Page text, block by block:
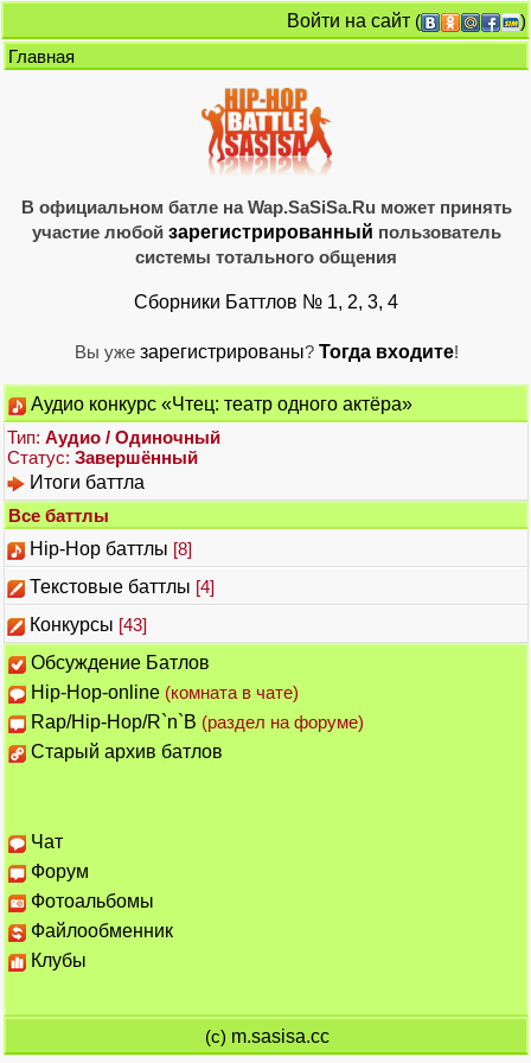
Войти на сайт (
)
Главная
В официальном батле на Wap.SaSiSa.Ru может принять
участие любой зарегистрированный пользователь
системы тотального общения
Сборники Баттлов № 1, 2, 3, 4
Вы уже зарегистрированы? Тогда входите!
Аудио конкурс «Чтец: театр одного актёра»
Тип: Аудио / Одиночный
Статус: Завершённый
Итоги баттла
Все баттлы
Hip-Hop баттлы [8]
Текстовые баттлы [4]
Конкурсы [43]
Обсуждение Батлов
Hip-Hop-online (комната в чате)
Rap/Hip-Hop/R`n`B (раздел на форуме)
Старый архив батлов
Чат
Форум
Фотоальбомы
Файлообменник
Клубы
(c) m.sasisa.cc